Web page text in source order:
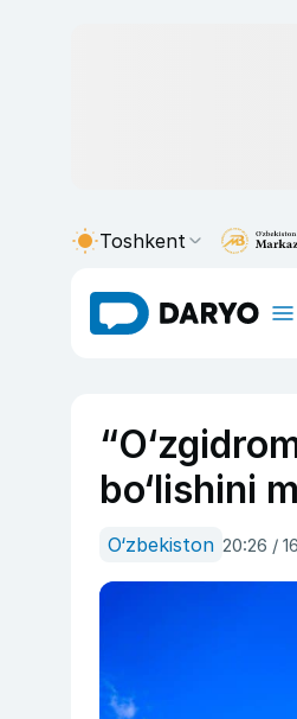
Toshkent
bo‘lishini
O‘zbekiston 20:26 /